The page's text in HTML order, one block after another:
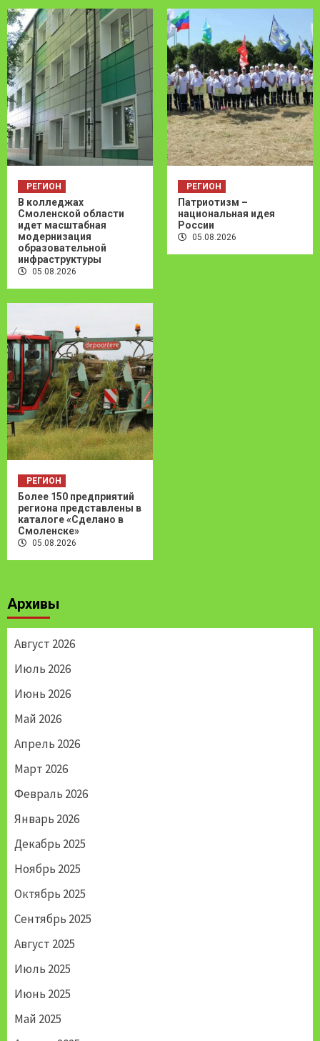
РЕГИОН
В колледжах
Смоленской области
идет масштабная
модернизация
образовательной
инфраструктуры
05.08.2026
РЕГИОН
Патриотизм –
национальная идея
России
05.08.2026
РЕГИОН
Более 150 предприятий
региона представлены в
каталоге «Сделано в
Смоленске»
05.08.2026
Архивы
Август 2026
Июль 2026
Июнь 2026
Май 2026
Апрель 2026
Март 2026
Февраль 2026
Январь 2026
Декабрь 2025
Ноябрь 2025
Октябрь 2025
Сентябрь 2025
Август 2025
Июль 2025
Июнь 2025
Май 2025